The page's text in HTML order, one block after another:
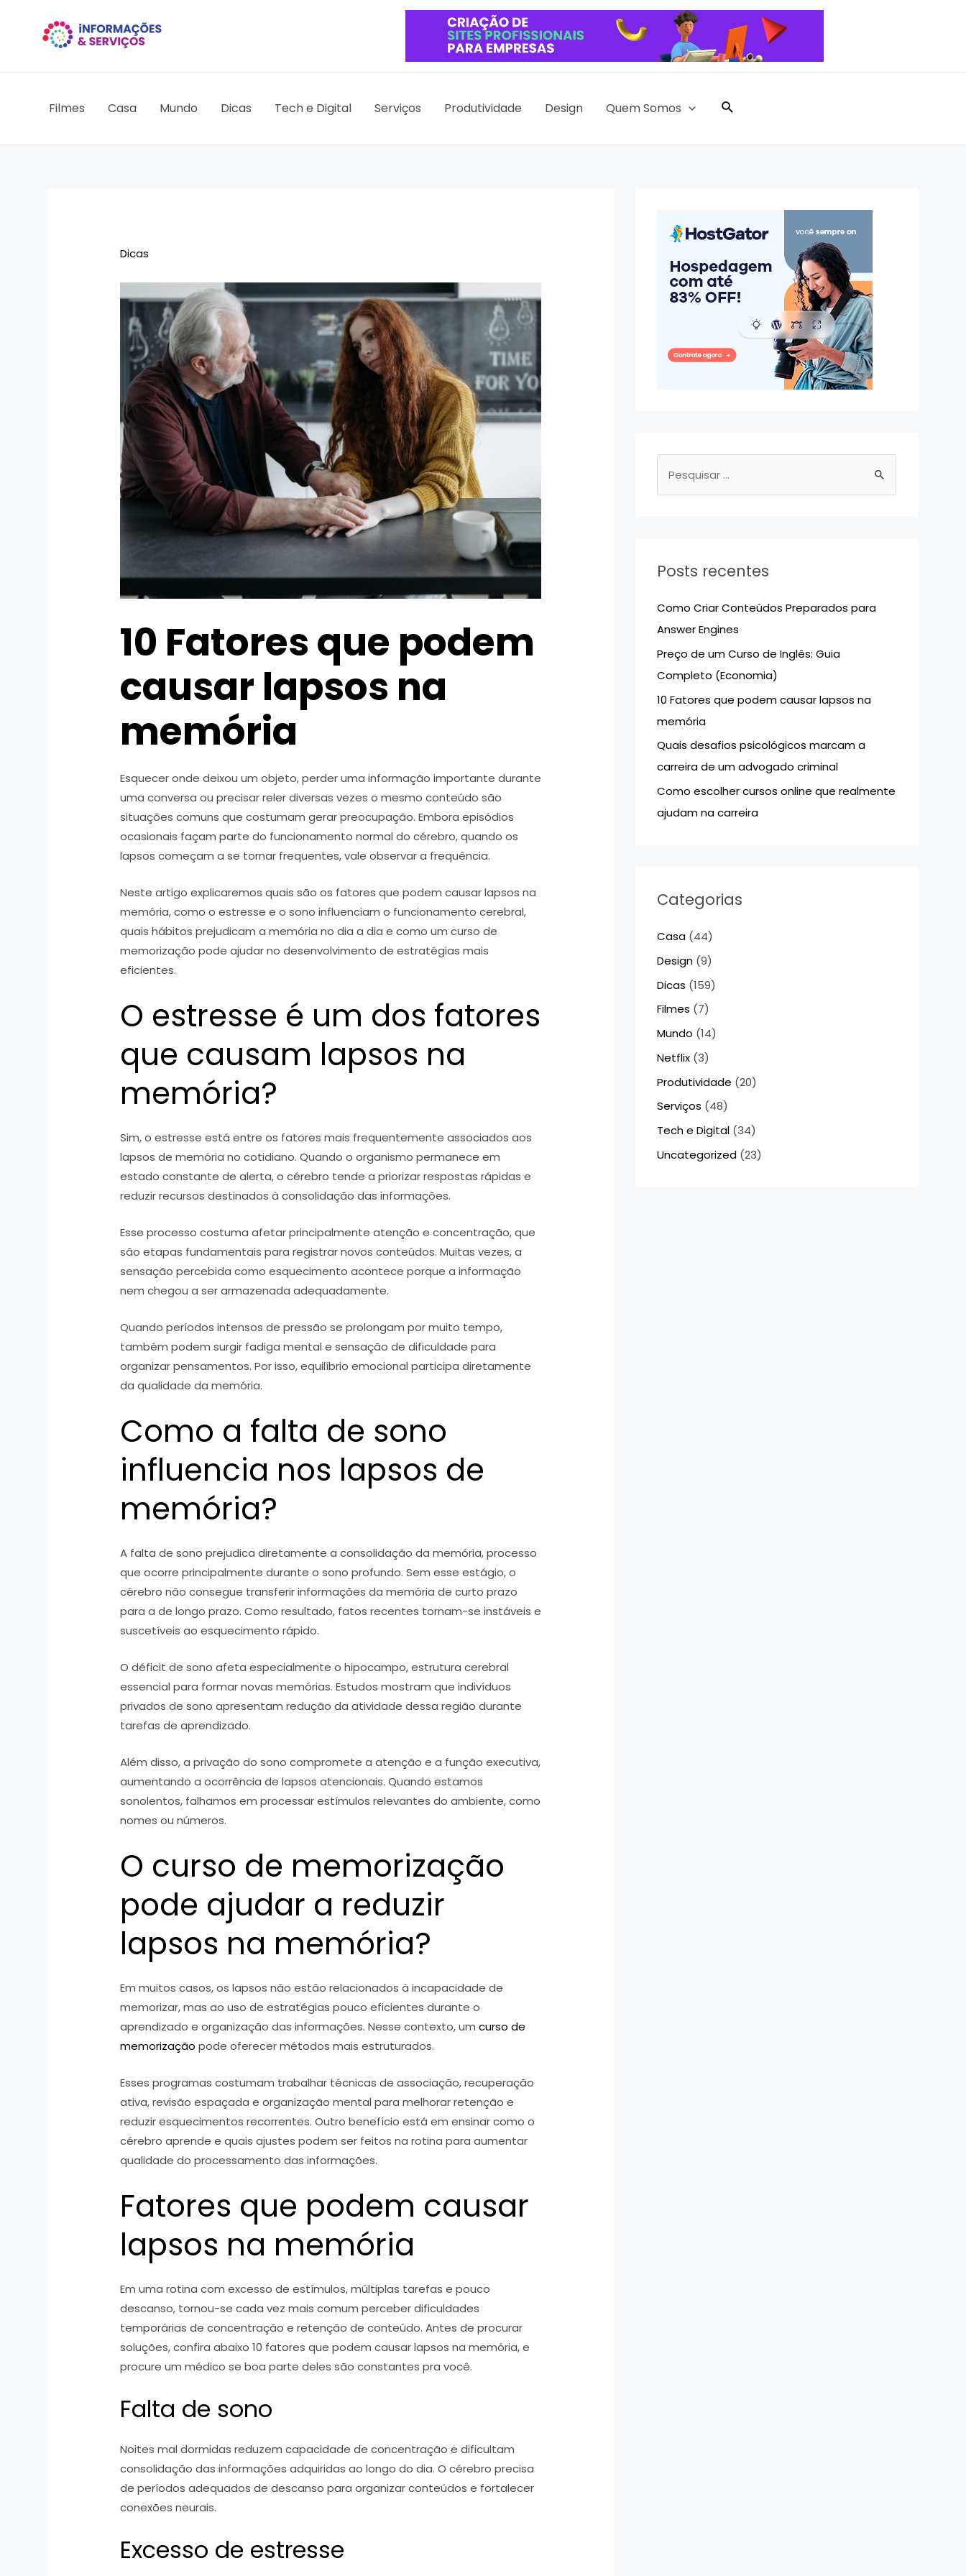
Filmes Casa Mundo Dicas Tech e Digital Serviços Produtividade Design Quem Somos Pesquisar
Dicas
10 Fatores que podem
causar lapsos na
memória
Esquecer onde deixou um objeto, perder uma informação importante durante
uma conversa ou precisar reler diversas vezes o mesmo conteúdo são
situações comuns que costumam gerar preocupação. Embora episódios
ocasionais façam parte do funcionamento normal do cérebro, quando os
lapsos começam a se tornar frequentes, vale observar a frequência.
Neste artigo explicaremos quais são os fatores que podem causar lapsos na
memória, como o estresse e o sono influenciam o funcionamento cerebral,
quais hábitos prejudicam a memória no dia a dia e como um curso de
memorização pode ajudar no desenvolvimento de estratégias mais
eficientes.
O estresse é um dos fatores
que causam lapsos na
memória?
Sim, o estresse está entre os fatores mais frequentemente associados aos
lapsos de memória no cotidiano. Quando o organismo permanece em
estado constante de alerta, o cérebro tende a priorizar respostas rápidas e
reduzir recursos destinados à consolidação das informações.
Esse processo costuma afetar principalmente atenção e concentração, que
são etapas fundamentais para registrar novos conteúdos. Muitas vezes, a
sensação percebida como esquecimento acontece porque a informação
nem chegou a ser armazenada adequadamente.
Quando períodos intensos de pressão se prolongam por muito tempo,
também podem surgir fadiga mental e sensação de dificuldade para
organizar pensamentos. Por isso, equilíbrio emocional participa diretamente
da qualidade da memória.
Como a falta de sono
influencia nos lapsos de
memória?
A falta de sono prejudica diretamente a consolidação da memória, processo
que ocorre principalmente durante o sono profundo. Sem esse estágio, o
cérebro não consegue transferir informações da memória de curto prazo
para a de longo prazo. Como resultado, fatos recentes tornam-se instáveis e
suscetíveis ao esquecimento rápido.
O déficit de sono afeta especialmente o hipocampo, estrutura cerebral
essencial para formar novas memórias. Estudos mostram que indivíduos
privados de sono apresentam redução da atividade dessa região durante
tarefas de aprendizado.
Além disso, a privação do sono compromete a atenção e a função executiva,
aumentando a ocorrência de lapsos atencionais. Quando estamos
sonolentos, falhamos em processar estímulos relevantes do ambiente, como
nomes ou números.
O curso de memorização
pode ajudar a reduzir
lapsos na memória?
Em muitos casos, os lapsos não estão relacionados à incapacidade de
memorizar, mas ao uso de estratégias pouco eficientes durante o
aprendizado e organização das informações. Nesse contexto, umcurso de
memorização pode oferecer métodos mais estruturados.
Esses programas costumam trabalhar técnicas de associação, recuperação
ativa, revisão espaçada e organização mental para melhorar retenção e
reduzir esquecimentos recorrentes. Outro benefício está em ensinar como o
cérebro aprende e quais ajustes podem ser feitos na rotina para aumentar
qualidade do processamento das informações.
Fatores que podem causar
lapsos na memória
Em uma rotina com excesso de estímulos, múltiplas tarefas e pouco
descanso, tornou-se cada vez mais comum perceber dificuldades
temporárias de concentração e retenção de conteúdo. Antes de procurar
soluções, confira abaixo 10 fatores que podem causar lapsos na memória, e
procure um médico se boa parte deles são constantes pra você.
Falta de sono
Noites mal dormidas reduzem capacidade de concentração e dificultam
consolidação das informações adquiridas ao longo do dia. O cérebro precisa
de períodos adequados de descanso para organizar conteúdos e fortalecer
conexões neurais.
Excesso de estresse
a
r
p
o
r
:
Posts recentes
Como Criar Conteúdos Preparados para
Answer Engines
Preço de um Curso de Inglês: Guia
Completo (Economia)
10 Fatores que podem causar lapsos na
memória
Quais desafios psicológicos marcam a
carreira de um advogado criminal
Como escolher cursos online que realmente
ajudam na carreira
Categorias
Casa(44)
Design(9)
Dicas (159)
Filmes (7)
Mundo (14)
Netflix(3)
Produtividade (20)
Serviços (48)
Tech e Digital(34)
Uncategorized(23)